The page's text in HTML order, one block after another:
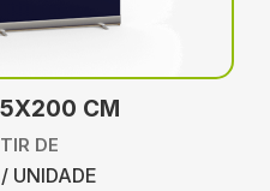
CM
DE
/ UNIDADE